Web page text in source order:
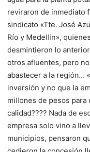
reviraron de inmediato
sindicato «Tte. José
Río y Medellin»,
desmintieron lo
otros afluentes, pero
abastecer a la región…
inversión y no que la
millones de pesos para
calidad???? Nada de
empresa solo vino a
municipios, pensaron